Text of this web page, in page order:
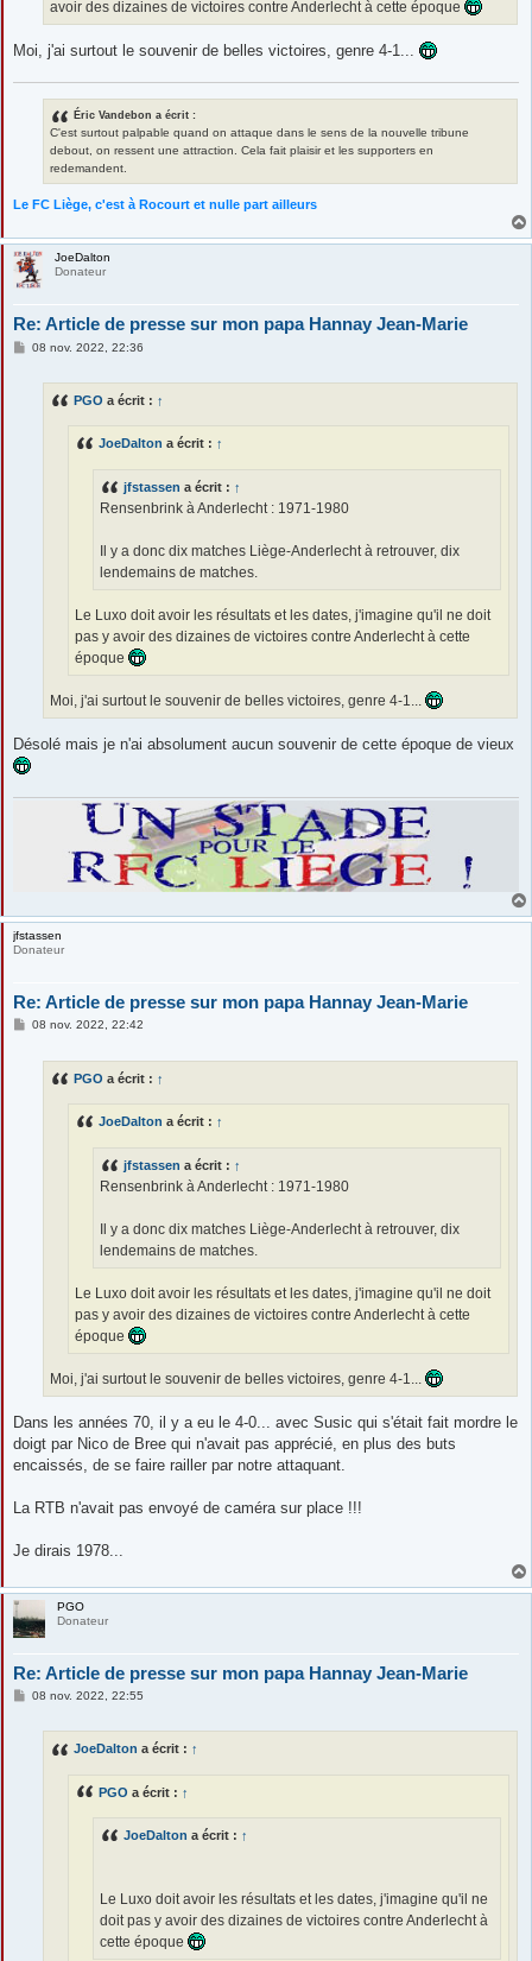
avoir des dizaines de victoires contre Anderlecht à cette époque
Moi, j'ai surtout le souvenir de belles victoires, genre 4-1...
Éric Vandebon a écrit :
C'est surtout palpable quand on attaque dans le sens de la nouvelle tribune
debout, on ressent une attraction. Cela fait plaisir et les supporters en
redemandent.
Le FC Liège, c'est à Rocourt et nulle part ailleurs
JoeDalton
Donateur
Re: Article de presse sur mon papa Hannay Jean-Marie
M08 nov. 2022, 22:36
PGO a écrit : ↑
JoeDalton a écrit : ↑
jfstassen a écrit : ↑
Rensenbrink à Anderlecht : 1971-1980
Il y a donc dix matches Liège-Anderlecht à retrouver, dix
lendemains de matches.
Le Luxo doit avoir les résultats et les dates, j'imagine qu'il ne doit
pas y avoir des dizaines de victoires contre Anderlecht à cette
époque
Moi, j'ai surtout le souvenir de belles victoires, genre 4-1...
Désolé mais je n'ai absolument aucun souvenir de cette époque de vieux
jfstassen
Donateur
Re: Article de presse sur mon papa Hannay Jean-Marie
M08 nov. 2022, 22:42
PGO a écrit : ↑
JoeDalton a écrit : ↑
jfstassen a écrit : ↑
Rensenbrink à Anderlecht : 1971-1980
Il y a donc dix matches Liège-Anderlecht à retrouver, dix
lendemains de matches.
Le Luxo doit avoir les résultats et les dates, j'imagine qu'il ne doit
pas y avoir des dizaines de victoires contre Anderlecht à cette
époque
Moi, j'ai surtout le souvenir de belles victoires, genre 4-1...
Dans les années 70, il y a eu le 4-0... avec Susic qui s'était fait mordre le
doigt par Nico de Bree qui n'avait pas apprécié, en plus des buts
encaissés, de se faire railler par notre attaquant.
La RTB n'avait pas envoyé de caméra sur place !!!
Je dirais 1978...
PGO
Donateur
Re: Article de presse sur mon papa Hannay Jean-Marie
M08 nov. 2022, 22:55
JoeDalton a écrit : ↑
PGO a écrit : ↑
JoeDalton a écrit : ↑
Le Luxo doit avoir les résultats et les dates, j'imagine qu'il ne
doit pas y avoir des dizaines de victoires contre Anderlecht à
cette époque